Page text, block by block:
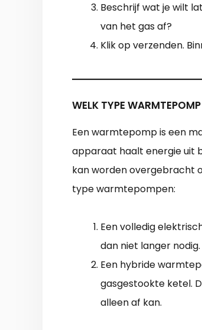
Beschrijf wat je wilt
van het gas af?
Klik op verzenden.
WELK TYPE
Een warmtepomp is een
apparaat haalt energie uit
kan worden overgebracht
type warmtepompen:
Een volledig
dan niet langer nodig.
Een hybride
gasgestookte ketel.
alleen af kan.